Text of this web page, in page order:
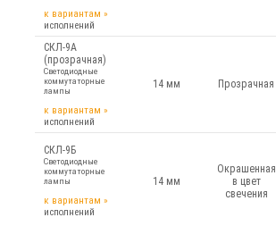
к вариантам »
исполнений
СКЛ-9А
(прозрачная)
Светодиодные
коммутаторные
лампы
к вариантам »
исполнений
14 мм Прозрачная
СКЛ-9Б
Светодиодные
коммутаторные
лампы
к вариантам »
исполнений
14 мм
Окрашенная
в цвет
свечения